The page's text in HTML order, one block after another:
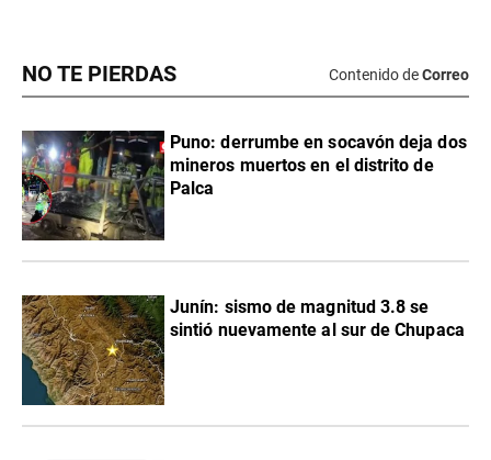
NO TE PIERDAS Contenido deCorreo
Puno: derrumbe en socavón deja dos
mineros muertos en el distrito de
Palca
Junín: sismo de magnitud 3.8 se
sintió nuevamente al sur de Chupaca